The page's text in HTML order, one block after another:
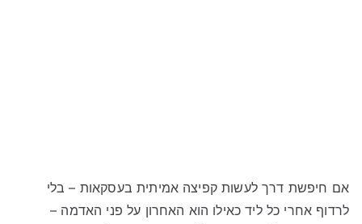
אם חיפשת דרך לעשות קפיצה אמיתית בעסקאות – בלי
לרדוף אחרי כל ליד כאילו הוא האחרון על פני האדמה –